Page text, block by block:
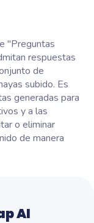
"Preguntas
respuestas
de
subido. Es
generadas para
y a las
o eliminar
de manera
AI